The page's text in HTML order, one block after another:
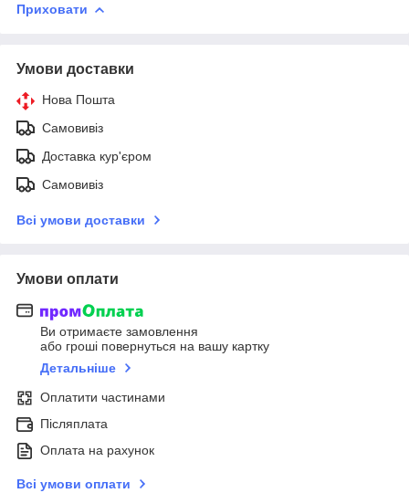
Приховати
Умови доставки
Нова Пошта
Самовивіз
Доставка кур'єром
Самовивіз
Всі умови доставки
Умови оплати
Ви отримаєте замовлення
або гроші повернуться на вашу картку
Детальніше
Оплатити частинами
Післяплата
Оплата на рахунок
Всі умови оплати